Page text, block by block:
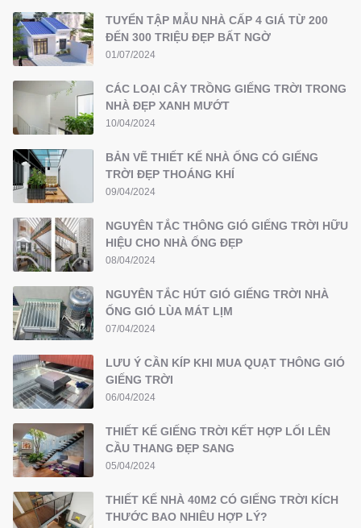
TUYỂN TẬP MẪU NHÀ CẤP 4 GIÁ TỪ 200
ĐẾN 300 TRIỆU ĐẸP BẤT NGỜ
01/07/2024
CÁC LOẠI CÂY TRỒNG GIẾNG TRỜI TRONG
NHÀ ĐẸP XANH MƯỚT
10/04/2024
BẢN VẼ THIẾT KẾ NHÀ ỐNG CÓ GIẾNG
TRỜI ĐẸP THOÁNG KHÍ
09/04/2024
NGUYÊN TẮC THÔNG GIÓ GIẾNG TRỜI HỮU
HIỆU CHO NHÀ ỐNG ĐẸP
08/04/2024
NGUYÊN TẮC HÚT GIÓ GIẾNG TRỜI NHÀ
ỐNG GIÓ LÙA MÁT LỊM
07/04/2024
LƯU Ý CẦN KÍP KHI MUA QUẠT THÔNG GIÓ
GIẾNG TRỜI
06/04/2024
THIẾT KẾ GIẾNG TRỜI KẾT HỢP LỐI LÊN
CẦU THANG ĐẸP SANG
05/04/2024
THIẾT KẾ NHÀ 40M2 CÓ GIẾNG TRỜI KÍCH
THƯỚC BAO NHIÊU HỢP LÝ?